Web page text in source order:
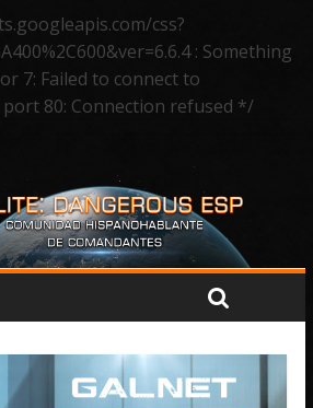
css?
: Something
7: Failed to connect to
80: Connection refused */